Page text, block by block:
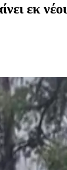
εκ